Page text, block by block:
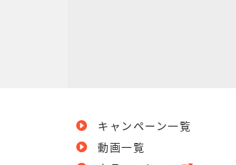
キャンペーン一覧
動画一覧